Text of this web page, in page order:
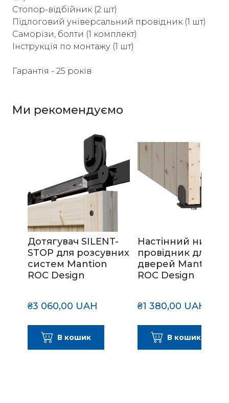
Стопор-відбійник (2 шт)
Підлоговий універсальний провідник (1 шт)
Саморізи, болти (1 комплект)
Інструкція по монтажу (1 шт)
Гарантія - 25 років
Ми рекомендуємо
Дотягувач SILENT-
STOP для розсувних
систем Mantion
ROC Design
₴3 060,00 UAH
В кошик
Настінний нижній
провідник для
дверей Mantion
ROC Design
₴1 380,00 UAH
В кошик